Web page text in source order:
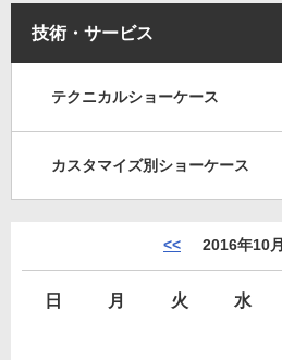
技術・サービス
テクニカルショーケース
カスタマイズ別ショーケース
<< 2016年10月
日 月 火 水